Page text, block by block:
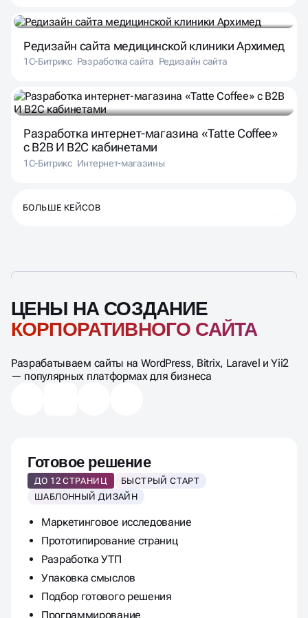
Редизайн сайта медицинской клиники Архимед
1С-Битрикс Разработка сайта Редизайн сайта
Разработка интернет-магазина «Tatte Coffee»
с B2B И B2C кабинетами
1С-Битрикс Интернет-магазины
БОЛЬШЕ КЕЙСОВ
ЦЕНЫ НА СОЗДАНИЕ
КОРПОРАТИВНОГО САЙТА
Разрабатываем сайты на WordPress, Bitrix, Laravel и Yii2
— популярных платформах для бизнеса
Готовое решение
ДО 12 СТРАНИЦ
БЫСТРЫЙ СТАРТ
ШАБЛОННЫЙ ДИЗАЙН
Маркетинговое исследование
Прототипирование страниц
Разработка УТП
Упаковка смыслов
Подбор готового решения
Программирование